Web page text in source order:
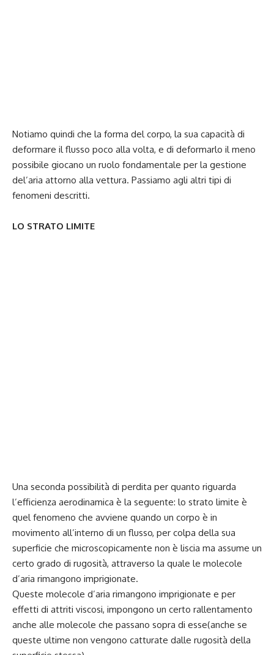
Notiamo quindi che la forma del corpo, la sua capacità di
deformare il flusso poco alla volta, e di deformarlo il meno
possibile giocano un ruolo fondamentale per la gestione
del’aria attorno alla vettura. Passiamo agli altri tipi di
fenomeni descritti.
LO STRATO LIMITE
Una seconda possibilità di perdita per quanto riguarda
l’efficienza aerodinamica è la seguente: lo strato limite è
quel fenomeno che avviene quando un corpo è in
movimento all’interno di un flusso, per colpa della sua
superficie che microscopicamente non è liscia ma assume un
certo grado di rugosità, attraverso la quale le molecole
d’aria rimangono imprigionate.
Queste molecole d’aria rimangono imprigionate e per
effetti di attriti viscosi, impongono un certo rallentamento
anche alle molecole che passano sopra di esse(anche se
queste ultime non vengono catturate dalle rugosità della